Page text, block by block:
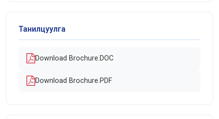
Танилцуулга
Download Brochure.DOC
Download Brochure.PDF